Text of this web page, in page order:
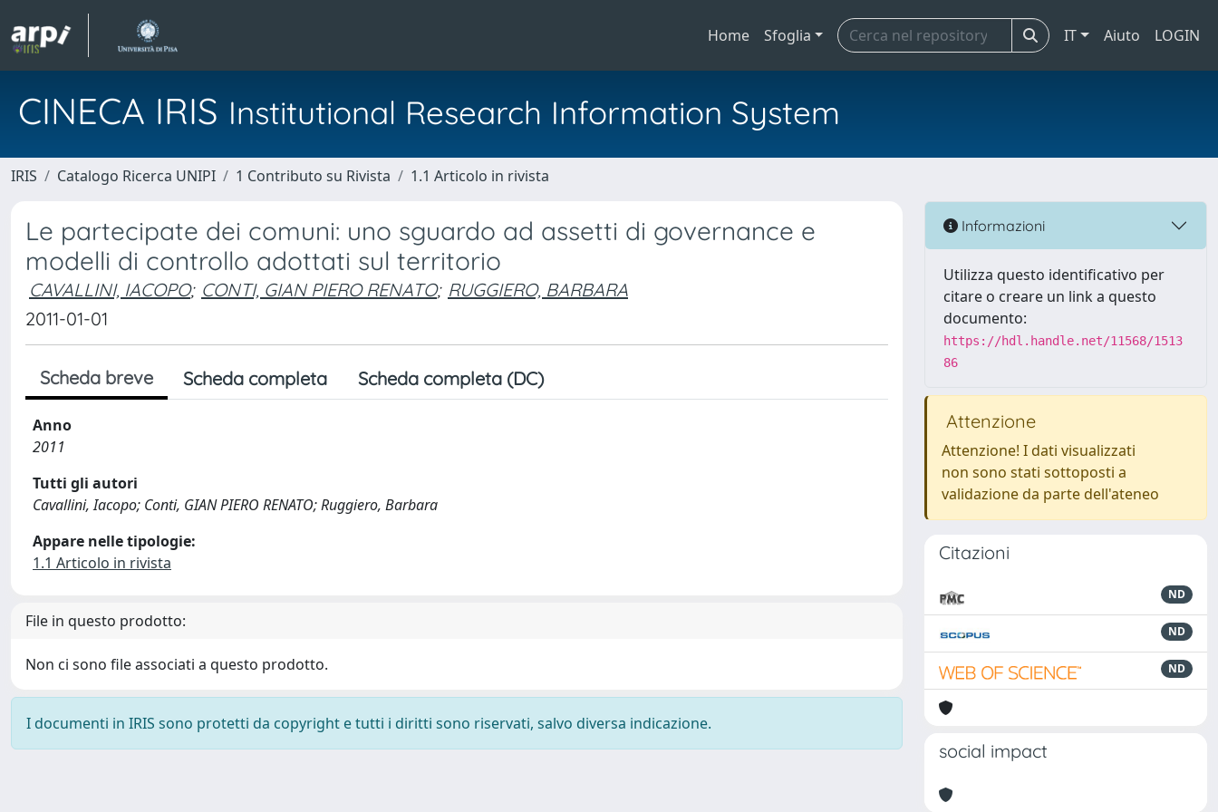
Home Sfoglia IT Aiuto LOGIN
CINECA IRIS Institutional Research Information System
IRIS Catalogo Ricerca UNIPI 1 Contributo su Rivista 1.1 Articolo in rivista
Le partecipate dei comuni: uno sguardo ad assetti di governance e
modelli di controllo adottati sul territorio
CAVALLINI, IACOPO; CONTI, GIAN PIERO RENATO; RUGGIERO, BARBARA
2011-01-01
Scheda breve Scheda completa Scheda completa (DC)
Anno
2011
Tutti gli autori
Cavallini, Iacopo; Conti, GIAN PIERO RENATO; Ruggiero, Barbara
Appare nelle tipologie:
1.1 Articolo in rivista
File in questo prodotto:
Non ci sono file associati a questo prodotto.
I documenti in IRIS sono protetti da copyright e tutti i diritti sono riservati, salvo diversa indicazione.
Informazioni
Utilizza questo identificativo per
citare o creare un link a questo
documento:
https://hdl.handle.net/11568/1513
86
Attenzione
Attenzione! I dati visualizzati
non sono stati sottoposti a
validazione da parte dell'ateneo
Citazioni
ND
ND
ND
social impact